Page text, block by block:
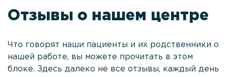
Отзывы о нашем центре
Что говорят наши пациенты и их родственники о
нашей работе, вы можете прочитать в этом
блоке. Здесь далеко не все отзывы, каждый день